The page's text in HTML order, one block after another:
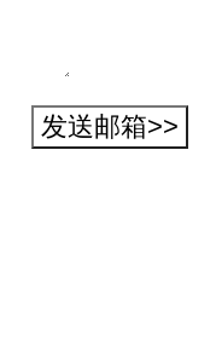
发送邮箱>>